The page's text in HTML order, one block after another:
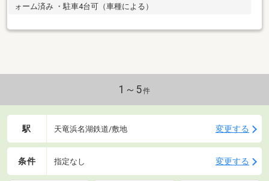
ォーム済み ・駐車4台可（車種による）
1～5件
駅 天竜浜名湖鉄道/敷地 変更する
条件 指定なし 変更する